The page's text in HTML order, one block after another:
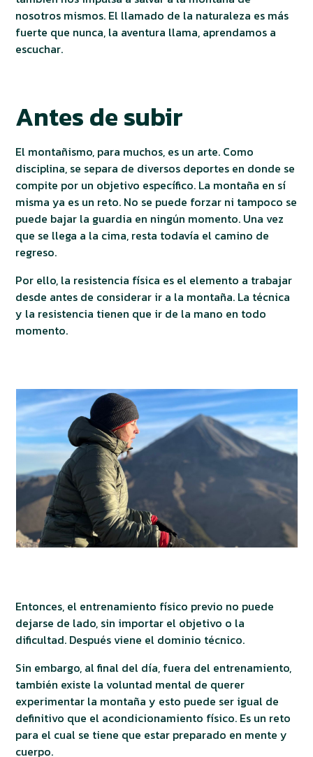
nosotros mismos. El llamado de la naturaleza es más
fuerte que nunca, la aventura llama, aprendamos a
escuchar.
Antes de subir
El montañismo, para muchos, es un arte. Como
disciplina, se separa de diversos deportes en donde se
compite por un objetivo específico. La montaña en sí
misma ya es un reto. No se puede forzar ni tampoco se
puede bajar la guardia en ningún momento. Una vez
que se llega a la cima, resta todavía el camino de
regreso.
Por ello, la resistencia física es el elemento a trabajar
desde antes de considerar ir a la montaña. La técnica
y la resistencia tienen que ir de la mano en todo
momento.
Entonces, el entrenamiento físico previo no puede
dejarse de lado, sin importar el objetivo o la
dificultad. Después viene el dominio técnico.
Sin embargo, al final del día, fuera del entrenamiento,
también existe la voluntad mental de querer
experimentar la montaña y esto puede ser igual de
definitivo que el acondicionamiento físico. Es un reto
para el cual se tiene que estar preparado en mente y
cuerpo.